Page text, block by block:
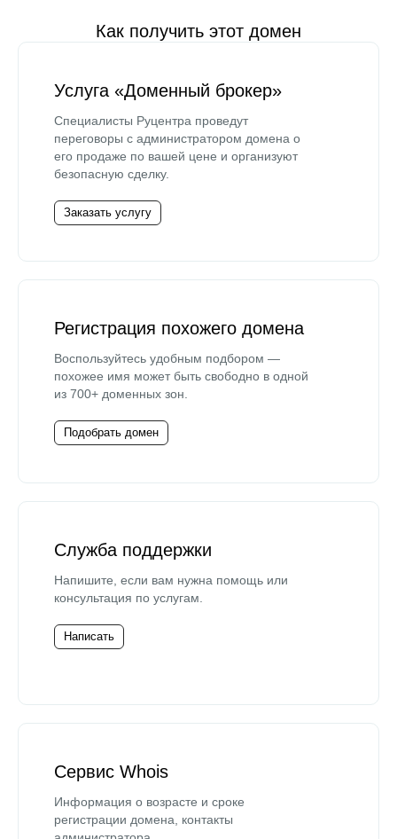
Как получить этот домен
Услуга «Доменный брокер»
Специалисты Руцентра проведут
переговоры с администратором домена о
его продаже по вашей цене и организуют
безопасную сделку.
Заказать услугу
Регистрация похожего домена
Воспользуйтесь удобным подбором —
похожее имя может быть свободно в одной
из 700+ доменных зон.
Подобрать домен
Служба поддержки
Напишите, если вам нужна помощь или
консультация по услугам.
Написать
Сервис Whois
Информация о возрасте и сроке
регистрации домена, контакты